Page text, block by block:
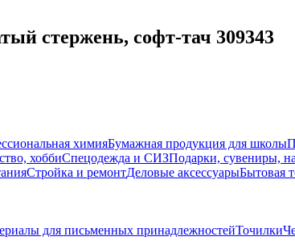
стержень, софт-тач 309343
химияБумажная продукция для школы
хоббиСпецодежда и СИЗПодарки, сувениры,
Стройка и ремонтДеловые аксессуарыБытовая
для письменных принадлежностейТочилки